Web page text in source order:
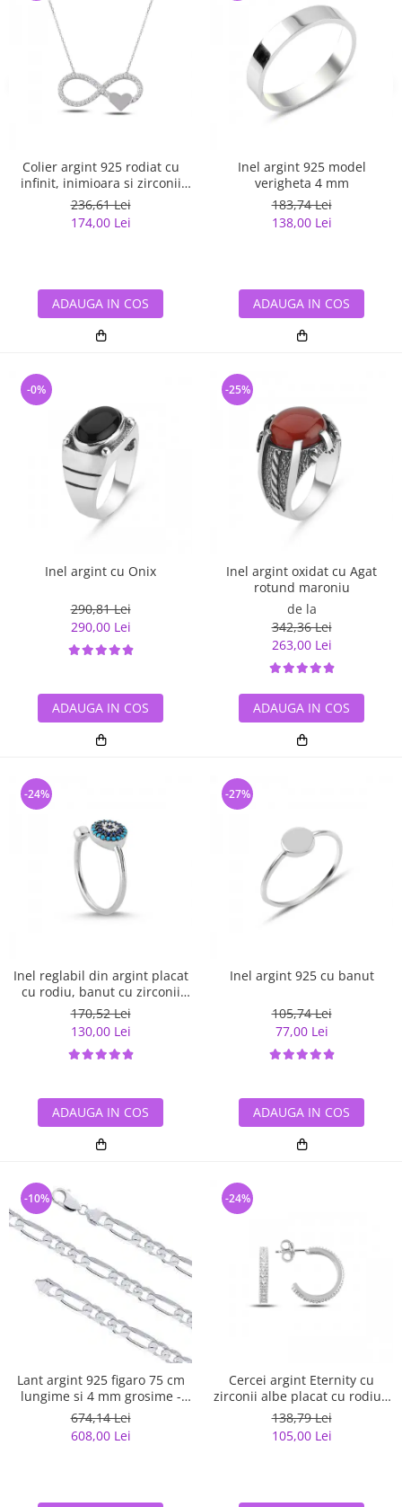
Colier argint 925 rodiat cu
infinit, inimioara si zirconii
albe - Infinite You CTU0067
236,61 Lei
174,00 Lei
ADAUGA IN COS
Inel argint 925 model
verigheta 4 mm
183,74 Lei
138,00 Lei
ADAUGA IN COS
Inel argint cu Onix
290,81 Lei
290,00 Lei
-0%
ADAUGA IN COS
Inel argint oxidat cu Agat
rotund maroniu
de la
342,36 Lei
263,00 Lei
-25%
ADAUGA IN COS
Inel reglabil din argint placat
cu rodiu, banut cu zirconii
albe si albastre
170,52 Lei
130,00 Lei
-24%
ADAUGA IN COS
Inel argint 925 cu banut
105,74 Lei
77,00 Lei
-27%
ADAUGA IN COS
Lant argint 925 figaro 75 cm
lungime si 4 mm grosime -
Classical You LSX0141
674,14 Lei
608,00 Lei
-10%
Cercei argint Eternity cu
zirconii albe placat cu rodiu -
ETU0153
138,79 Lei
105,00 Lei
-24%